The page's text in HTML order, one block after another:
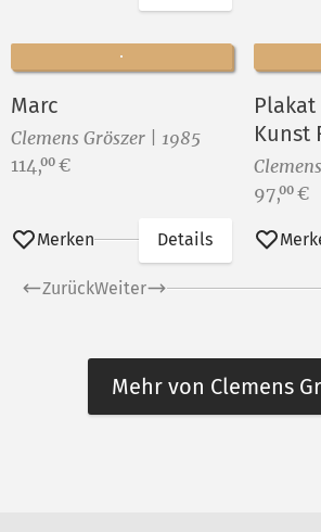
Marc
Clemens Gröszer | 1985
Preis:
114,00 €
Merken Details
Plakat
Kunst
Preis:
97,00 €
ZurückWeiter
Mehr von Clemens